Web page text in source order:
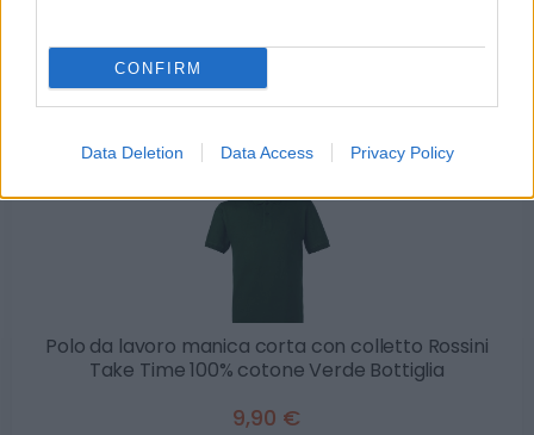
CONFIRM
Data Deletion Data Access Privacy Policy
Potrebbero piacerti anche
Polo da lavoro manica corta con colletto Rossini
Take Time 100% cotone Verde Bottiglia
9,90 €